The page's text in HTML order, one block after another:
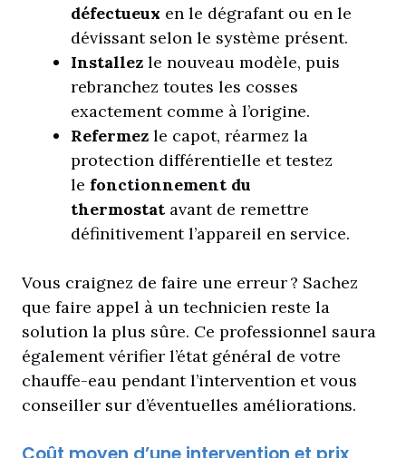
défectueux en le dégrafant ou en le
dévissant selon le système présent.
Installez le nouveau modèle, puis
rebranchez toutes les cosses
exactement comme à l’origine.
Refermez le capot, réarmez la
protection différentielle et testez
le fonctionnement du
thermostat avant de remettre
définitivement l’appareil en service.
Vous craignez de faire une erreur ? Sachez
que faire appel à un technicien reste la
solution la plus sûre. Ce professionnel saura
également vérifier l’état général de votre
chauffe-eau pendant l’intervention et vous
conseiller sur d’éventuelles améliorations.